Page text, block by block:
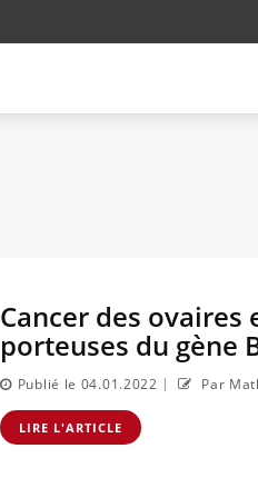
Cancer des
porteuses du gène
Publié le 04.01.2022 | Par
LIRE L'ARTICLE